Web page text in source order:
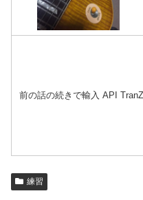
前の話の続きで輸入 API
練習